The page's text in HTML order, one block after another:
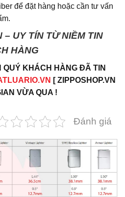
để đặt hàng hoặc cần tư vấn
– UY TÍN TỪ NIỀM TIN
HÀNG
KHÁCH HÀNG ĐÃ TIN
[ ZIPPOSHOP.VN
VỪA QUA !
Đánh giá